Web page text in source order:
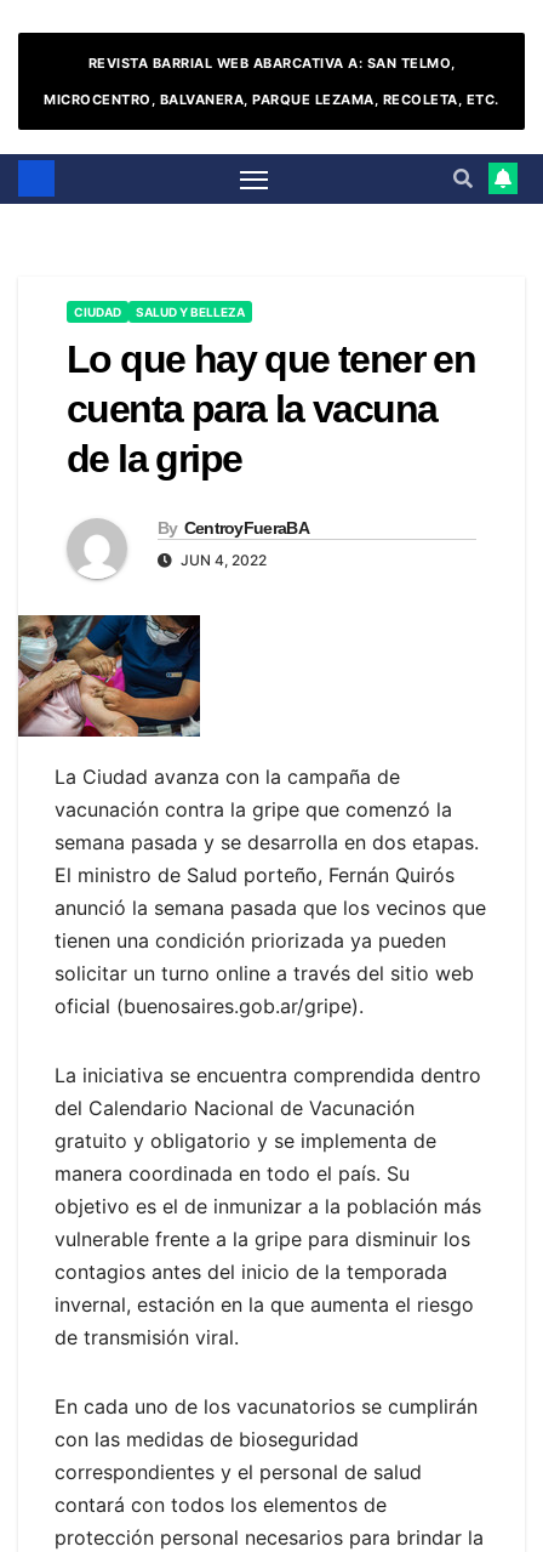
REVISTA BARRIAL WEB ABARCATIVA A: SAN TELMO,
MICROCENTRO, BALVANERA, PARQUE LEZAMA, RECOLETA, ETC.
CIUDAD SALUD Y BELLEZA
Lo que hay que tener en
cuenta para la vacuna
de la gripe
By CentroyFueraBA
JUN 4, 2022
La Ciudad avanza con la campaña de
vacunación contra la gripe que comenzó la
semana pasada y se desarrolla en dos etapas.
El ministro de Salud porteño, Fernán Quirós
anunció la semana pasada que los vecinos que
tienen una condición priorizada ya pueden
solicitar un turno online a través del sitio web
oficial (buenosaires.gob.ar/gripe).
La iniciativa se encuentra comprendida dentro
del Calendario Nacional de Vacunación
gratuito y obligatorio y se implementa de
manera coordinada en todo el país. Su
objetivo es el de inmunizar a la población más
vulnerable frente a la gripe para disminuir los
contagios antes del inicio de la temporada
invernal, estación en la que aumenta el riesgo
de transmisión viral.
En cada uno de los vacunatorios se cumplirán
con las medidas de bioseguridad
correspondientes y el personal de salud
contará con todos los elementos de
protección personal necesarios para brindar la